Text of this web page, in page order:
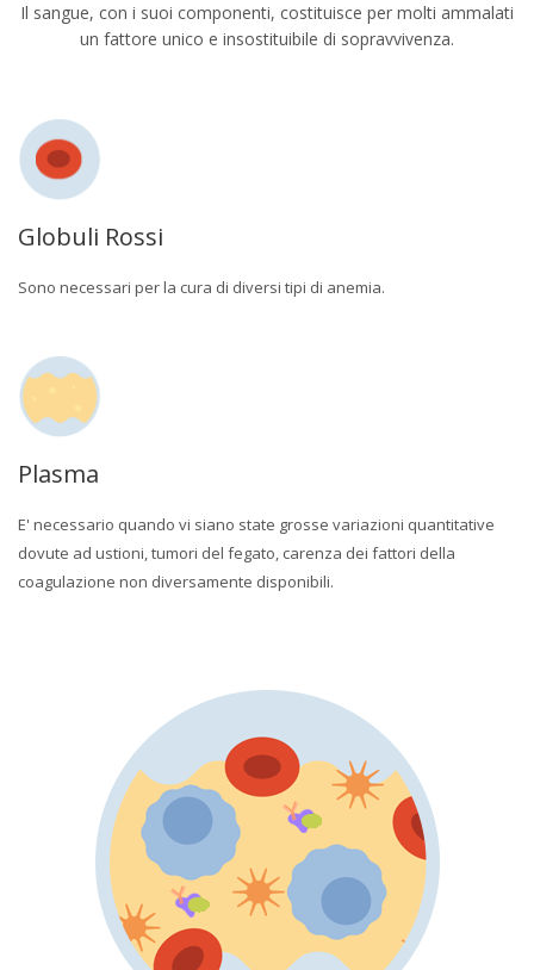
Il sangue, con i suoi componenti, costituisce per molti ammalati
un fattore unico e insostituibile di sopravvivenza.
Globuli Rossi
Sono necessari per la cura di diversi tipi di anemia.
Plasma
E' necessario quando vi siano state grosse variazioni quantitative
dovute ad ustioni, tumori del fegato, carenza dei fattori della
coagulazione non diversamente disponibili.